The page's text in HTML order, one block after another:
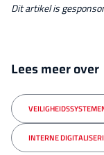
Dit artikel is
Lees meer over
INTERNE